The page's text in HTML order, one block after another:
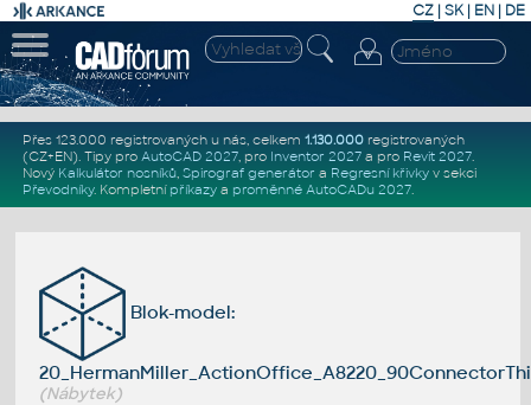
CZ | SK| EN | DE
Přes 123.000 registrovaných u nás, celkem 1.130.000registrovaných
(CZ+EN). Tipy pro AutoCAD 2027, pro Inventor 2027a pro Revit 2027.
Nový Kalkulátor nosníků, Spirograf generátor a Regresní křivkyv sekci
Převodníky. Kompletní příkazya proměnné AutoCADu 2027.
Blok-model:
(Nábytek)